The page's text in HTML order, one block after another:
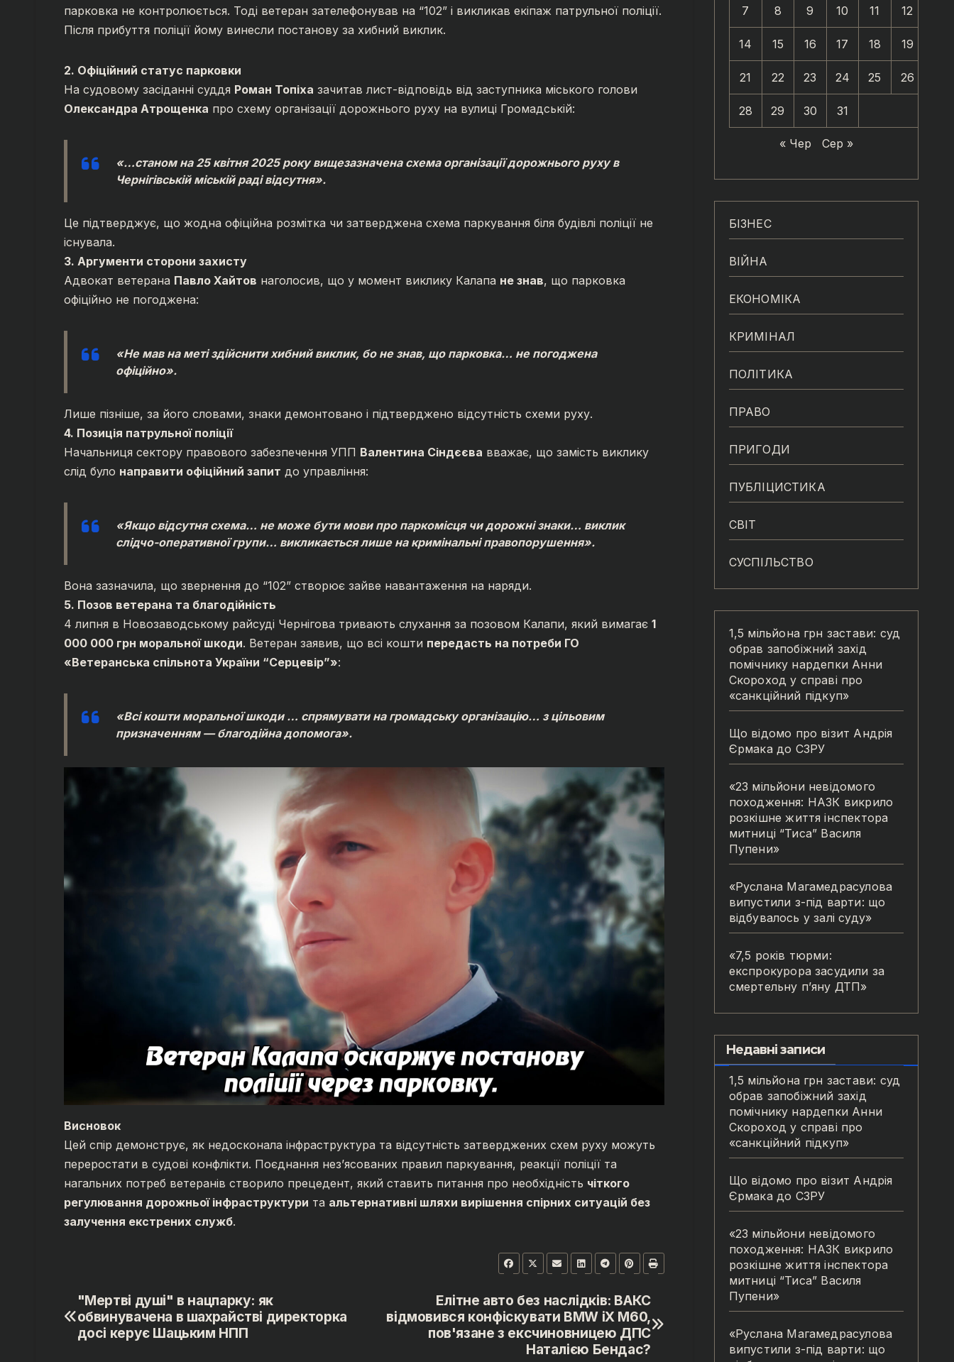
парковка не контролюється. Тоді ветеран зателефонував на “102” і викликав екіпаж патрульної поліції.
Після прибуття поліції йому винесли постанову за хибний виклик.
2. Офіційний статус парковки
На судовому засіданні суддя Роман Топіха зачитав лист-відповідь від заступника міського голови
Олександра Атрощенка про схему організації дорожнього руху на вулиці Громадській:
«…станом на 25 квітня 2025 року вищезазначена схема організації дорожнього руху в
Чернігівській міській раді відсутня».
Це підтверджує, що жодна офіційна розмітка чи затверджена схема паркування біля будівлі поліції не
існувала.
3. Аргументи сторони захисту
Адвокат ветерана Павло Хайтов наголосив, що у момент виклику Калапа не знав, що парковка
офіційно не погоджена:
«Не мав на меті здійснити хибний виклик, бо не знав, що парковка… не погоджена
офіційно».
Лише пізніше, за його словами, знаки демонтовано і підтверджено відсутність схеми руху.
4. Позиція патрульної поліції
Начальниця сектору правового забезпечення УПП Валентина Сіндєєва вважає, що замість виклику
слід було направити офіційний запит до управління:
«Якщо відсутня схема… не може бути мови про паркомісця чи дорожні знаки… виклик
слідчо-оперативної групи… викликається лише на кримінальні правопорушення».
Вона зазначила, що звернення до “102” створює зайве навантаження на наряди.
5. Позов ветерана та благодійність
4 липня в Новозаводському райсуді Чернігова тривають слухання за позовом Калапи, який вимагає 1
000 000 грн моральної шкоди. Ветеран заявив, що всі кошти передасть на потреби ГО
«Ветеранська спільнота України “Серцевір”»:
«Всі кошти моральної шкоди … спрямувати на громадську організацію… з цільовим
призначенням — благодійна допомога».
Висновок
Цей спір демонструє, як недосконала інфраструктура та відсутність затверджених схем руху можуть
переростати в судові конфлікти. Поєднання нез’ясованих правил паркування, реакції поліції та
нагальних потреб ветеранів створило прецедент, який ставить питання про необхідність чіткого
регулювання дорожньої інфраструктури та альтернативні шляхи вирішення спірних ситуацій без
залучення екстрених служб.
Навігація
записів
Елітне авто без наслідків: ВАКС
відмовився конфіскувати BMW iX M60,
пов'язане з ексчиновницею ДПС
Наталією Бендас?
"Мертві душі" в нацпарку: як
обвинувачена в шахрайстві директорка
досі керує Шацьким НПП
7 8 9 10 11 12
14 15 16 17 18 19
21 22 23 24 25 26
28 29 30 31
« Чер Сер »
БІЗНЕС
ВІЙНА
ЕКОНОМІКА
КРИМІНАЛ
ПОЛІТИКА
ПРАВО
ПРИГОДИ
ПУБЛІЦИСТИКА
СВІТ
СУСПІЛЬСТВО
1,5 мільйона грн застави: суд
обрав запобіжний захід
помічнику нардепки Анни
Скороход у справі про
«санкційний підкуп»
Що відомо про візит Андрія
Єрмака до СЗРУ
«23 мільйони невідомого
походження: НАЗК викрило
розкішне життя інспектора
митниці “Тиса” Василя
Пупени»
«Руслана Магамедрасулова
випустили з-під варти: що
відбувалось у залі суду»
«7,5 років тюрми:
експрокурора засудили за
смертельну п’яну ДТП»
Недавні записи
1,5 мільйона грн застави: суд
обрав запобіжний захід
помічнику нардепки Анни
Скороход у справі про
«санкційний підкуп»
Що відомо про візит Андрія
Єрмака до СЗРУ
«23 мільйони невідомого
походження: НАЗК викрило
розкішне життя інспектора
митниці “Тиса” Василя
Пупени»
«Руслана Магамедрасулова
випустили з-під варти: що